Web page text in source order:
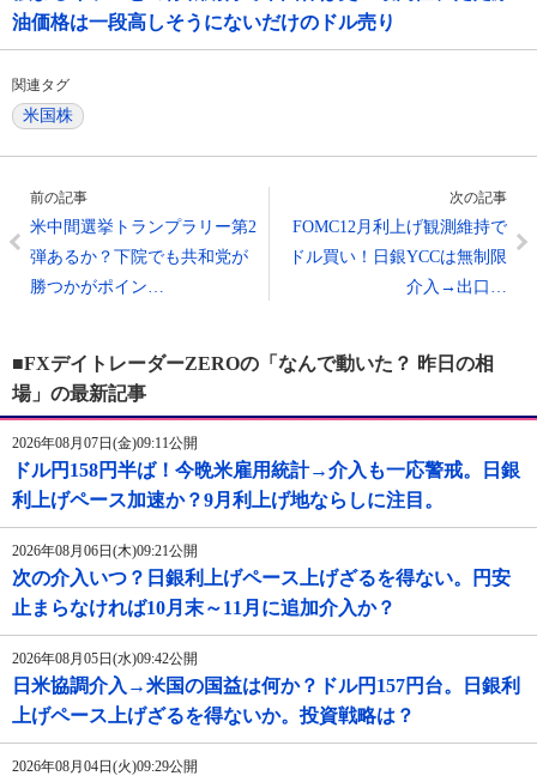
油価格は一段高しそうにないだけのドル売り
関連タグ
米国株
前の記事
米中間選挙トランプラリー第2
弾あるか？下院でも共和党が
勝つかがポイン…
次の記事
FOMC12月利上げ観測維持で
ドル買い！日銀YCCは無制限
介入→出口…
■FXデイトレーダーZEROの「なんで動いた？ 昨日の相
場」の最新記事
2026年08月07日(金)09:11公開
ドル円158円半ば！今晩米雇用統計→介入も一応警戒。日銀
利上げペース加速か？9月利上げ地ならしに注目。
2026年08月06日(木)09:21公開
次の介入いつ？日銀利上げペース上げざるを得ない。円安
止まらなければ10月末～11月に追加介入か？
2026年08月05日(水)09:42公開
日米協調介入→米国の国益は何か？ドル円157円台。日銀利
上げペース上げざるを得ないか。投資戦略は？
2026年08月04日(火)09:29公開